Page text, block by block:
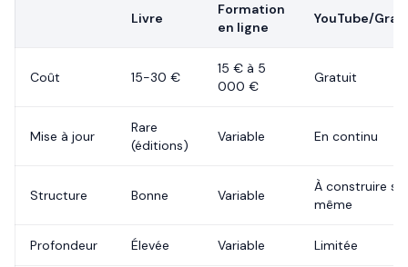
Livre
Formation
en ligne
YouTube/
Coût 15-30 €
15 € à 5
000 €
Gratuit
Mise à jour
Rare
(éditions)
Variable En continu
Structure Bonne Variable
À construire
même
Profondeur Élevée Variable Limitée